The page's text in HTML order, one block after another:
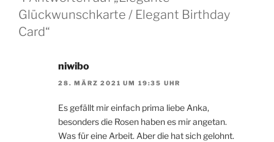
Glückwunschkarte / Elegant Birthday
Card“
niwibo
28. MÄRZ 2021 UM 19:35 UHR
Es gefällt mir einfach prima liebe Anka,
besonders die Rosen haben es mir angetan.
Was für eine Arbeit. Aber die hat sich gelohnt.